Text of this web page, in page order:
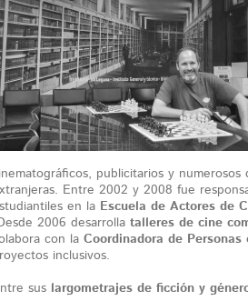
publicitarios y
Entre 2002 y 2008 fue
en la Escuela de Actores de
2006 desarrolla talleres de cine
con la Coordinadora de
inclusivos.
sus largometrajes de ficción y